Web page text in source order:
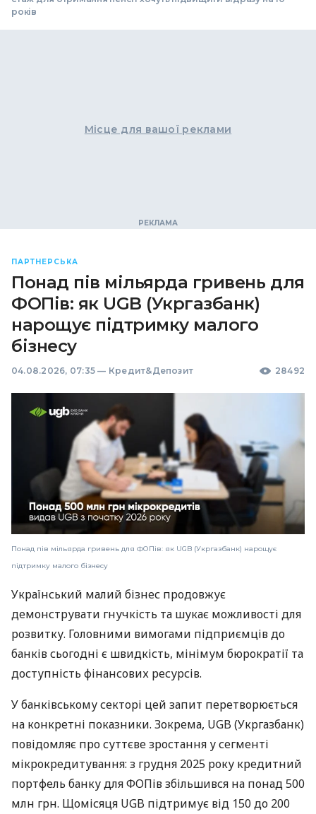
років
Місце для вашої реклами
ПАРТНЕРСЬКА
Понад пів мільярда гривень для
ФОПів: як UGB (Укргазбанк)
нарощує підтримку малого
бізнесу
04.08.2026, 07:35 — Кредит&Депозит 28492
Понад пів мільярда гривень для ФОПів: як UGB (Укргазбанк) нарощує
підтримку малого бізнесу
Український малий бізнес продовжує
демонструвати гнучкість та шукає можливості для
розвитку. Головними вимогами підприємців до
банків сьогодні є швидкість, мінімум бюрократії та
доступність фінансових ресурсів.
У банківському секторі цей запит перетворюється
на конкретні показники. Зокрема, UGB (Укргазбанк)
повідомляє про суттєве зростання у сегменті
мікрокредитування: з грудня 2025 року кредитний
портфель банку для ФОПів збільшився на понад 500
млн грн. Щомісяця UGB підтримує від 150 до 200